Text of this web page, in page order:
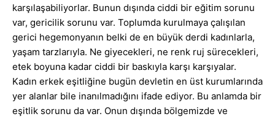
karşılaşabiliyorlar. Bunun dışında ciddi bir eğitim sorunu
var, gericilik sorunu var. Toplumda kurulmaya çalışılan
gerici hegemonyanın belki de en büyük derdi kadınlarla,
yaşam tarzlarıyla. Ne giyecekleri, ne renk ruj sürecekleri,
etek boyuna kadar ciddi bir baskıyla karşı karşıyalar.
Kadın erkek eşitliğine bugün devletin en üst kurumlarında
yer alanlar bile inanılmadığını ifade ediyor. Bu anlamda bir
eşitlik sorunu da var. Onun dışında bölgemizde ve